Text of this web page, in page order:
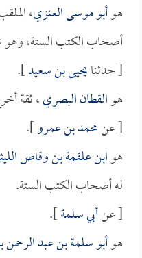
هوأبو موسى العنزي،
أصحاب الكتب الستة،
[ حدثنايحيى بن سعيد].
هوالقطان البصري، ثقة
[ عنمحمد بن عمرو].
هوابن علقمة بن وقاص
له أصحاب الكتب الستة.
[ عنأبي سلمة].
هوأبو سلمة بن عبد